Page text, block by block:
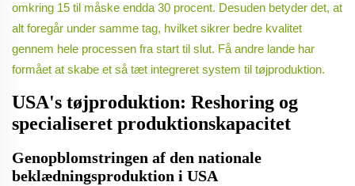
omkring 15 til måske endda 30 procent. Desuden betyder det, at
alt foregår under samme tag, hvilket sikrer bedre kvalitet
gennem hele processen fra start til slut. Få andre lande har
formået at skabe et så tæt integreret system til tøjproduktion.
USA's tøjproduktion: Reshoring og
specialiseret produktionskapacitet
Genopblomstringen af den nationale
beklædningsproduktion i USA